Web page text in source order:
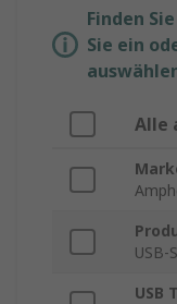
Finden
Sie ein
Alle
USB-
USB